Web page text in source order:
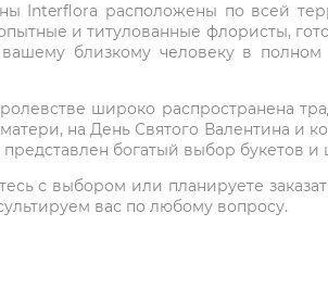
Interflora расположены по всей
и титулованные флористы,
близкому человеку в полном
широко распространена
на День Святого Валентина и
представлен богатый выбор букетов
с выбором или планируете
вас по любому вопросу.